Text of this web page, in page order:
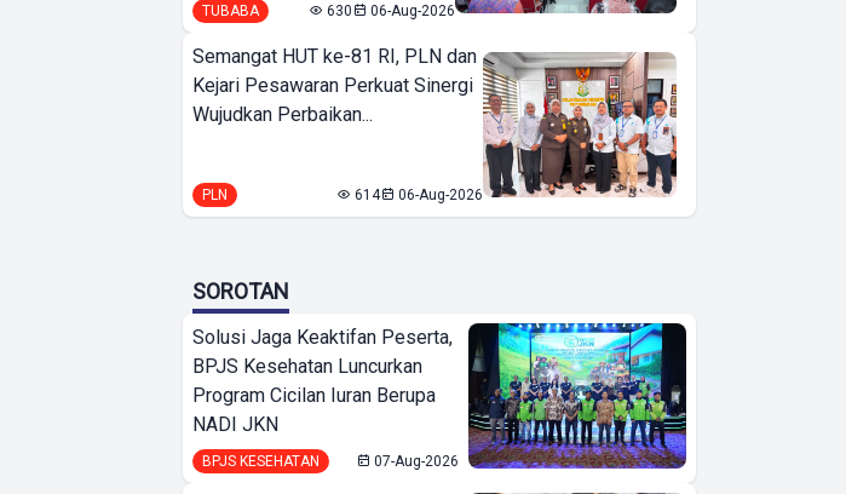
TUBABA 630 06-Aug-2026
Semangat HUT ke-81 RI, PLN dan
Kejari Pesawaran Perkuat Sinergi
Wujudkan Perbaikan...
PLN 614 06-Aug-2026
SOROTAN
Solusi Jaga Keaktifan Peserta,
BPJS Kesehatan Luncurkan
Program Cicilan Iuran Berupa
NADI JKN
BPJS KESEHATAN 07-Aug-2026